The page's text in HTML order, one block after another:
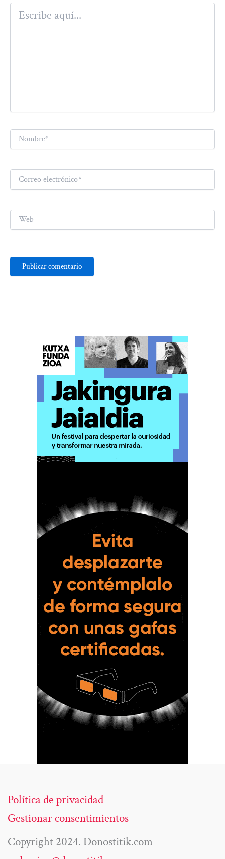
Escribe
aquí...
Nombre*
Correo
electrónico*
Web
Política de privacidad
Gestionar consentimientos
Copyright 2024. Donostitik.com